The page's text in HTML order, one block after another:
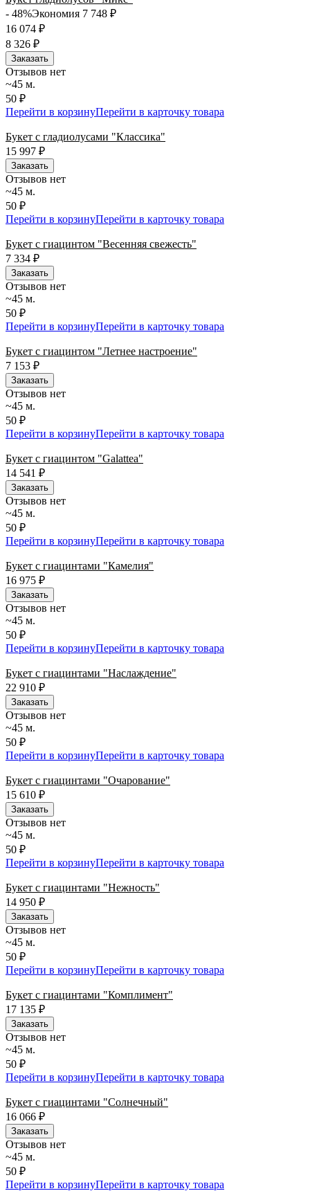
- 48%Экономия 7 748 ₽
16 074 ₽
8 326 ₽
Заказать
Отзывов нет
~45 м.
50 ₽
Перейти в корзинуПерейти в карточку товара
Букет с гладиолусами "Классика"
15 997 ₽
Заказать
Отзывов нет
~45 м.
50 ₽
Перейти в корзинуПерейти в карточку товара
Букет с гиацинтом "Весенняя свежесть"
7 334 ₽
Заказать
Отзывов нет
~45 м.
50 ₽
Перейти в корзинуПерейти в карточку товара
Букет с гиацинтом "Летнее настроение"
7 153 ₽
Заказать
Отзывов нет
~45 м.
50 ₽
Перейти в корзинуПерейти в карточку товара
Букет с гиацинтом "Galattea"
14 541
₽
Заказать
Отзывов нет
~45 м.
50 ₽
Перейти в корзинуПерейти в карточку товара
Букет с гиацинтами "Камелия"
16 975 ₽
Заказать
Отзывов нет
~45 м.
50 ₽
Перейти в корзинуПерейти в карточку товара
Букет с гиацинтами "Наслаждение"
22 910 ₽
Заказать
Отзывов нет
~45 м.
50 ₽
Перейти в корзинуПерейти в карточку товара
Букет с гиацинтами "Очарование"
15 610 ₽
Заказать
Отзывов нет
~45 м.
50 ₽
Перейти в корзинуПерейти в карточку товара
Букет с гиацинтами "Нежность"
14 950 ₽
Заказать
Отзывов нет
~45 м.
50 ₽
Перейти в корзинуПерейти в карточку товара
Букет с гиацинтами "Комплимент"
17 135 ₽
Заказать
Отзывов нет
~45 м.
50 ₽
Перейти в корзинуПерейти в карточку товара
Букет с гиацинтами "Солнечный"
16 066 ₽
Заказать
Отзывов нет
~45 м.
50 ₽
Перейти в корзинуПерейти в карточку товара